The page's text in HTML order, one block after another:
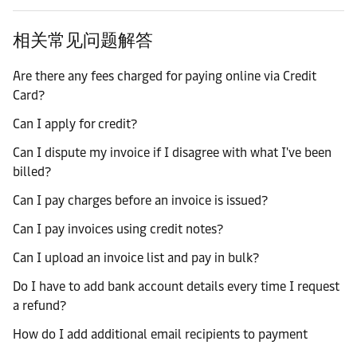
相关常见问题解答
Are there any fees charged for paying online via Credit
Card?
Can I apply for credit?
Can I dispute my invoice if I disagree with what I've been
billed?
Can I pay charges before an invoice is issued?
Can I pay invoices using credit notes?
Can I upload an invoice list and pay in bulk?
Do I have to add bank account details every time I request
a refund?
How do I add additional email recipients to payment